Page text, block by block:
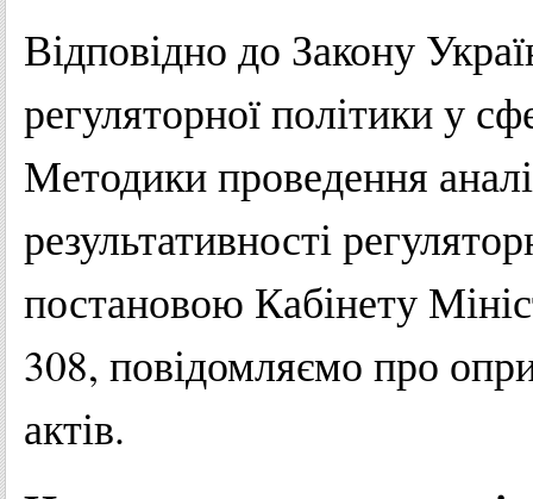
Відповідно до Закону
регуляторної політики у
Методики проведення
результативності
постановою Кабінету
308, повідомляємо про
актів.